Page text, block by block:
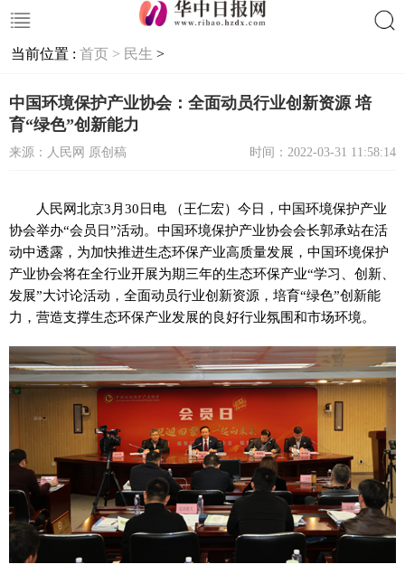
当前位置 : 首页 > 民生 >
中国环境保护产业协会：全面动员行业创新资源 培
育“绿色”创新能力
来源：人民网 原创稿 时间：2022-03-31 11:58:14
人民网北京3月30日电 （王仁宏）今日，中国环境保护产业
协会举办“会员日”活动。中国环境保护产业协会会长郭承站在活
动中透露，为加快推进生态环保产业高质量发展，中国环境保护
产业协会将在全行业开展为期三年的生态环保产业“学习、创新、
发展”大讨论活动，全面动员行业创新资源，培育“绿色”创新能
力，营造支撑生态环保产业发展的良好行业氛围和市场环境。